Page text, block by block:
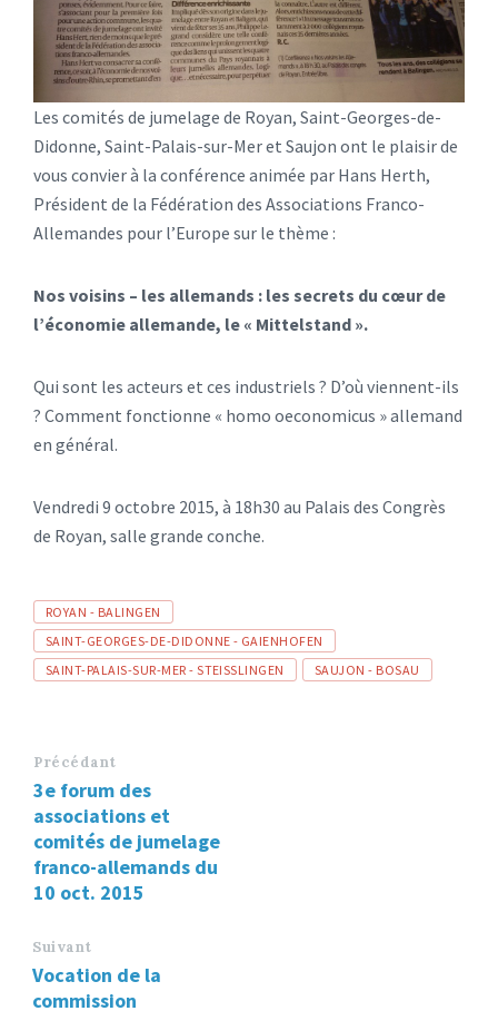
Les comités de jumelage de Royan, Saint-Georges-de-
Didonne, Saint-Palais-sur-Mer et Saujon ont le plaisir de
vous convier à la conférence animée par Hans Herth,
Président de la Fédération des Associations Franco-
Allemandes pour l’Europe sur le thème :
Nos voisins – les allemands : les secrets du cœur de
l’économie allemande, le « Mittelstand ».
Qui sont les acteurs et ces industriels ? D’où viennent-ils
? Comment fonctionne « homo oeconomicus » allemand
en général.
Vendredi 9 octobre 2015, à 18h30 au Palais des Congrès
de Royan, salle grande conche.
Tags
ROYAN - BALINGEN
SAINT-GEORGES-DE-DIDONNE - GAIENHOFEN
SAINT-PALAIS-SUR-MER - STEISSLINGEN
SAUJON - BOSAU
Précédant
3e forum des
associations et
comités de jumelage
franco-allemands du
10 oct. 2015
Suivant
Vocation de la
commission